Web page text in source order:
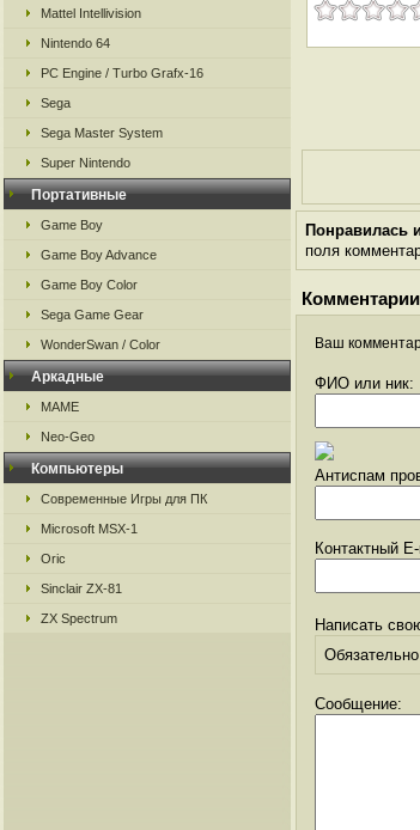
Mattel Intellivision
Nintendo 64
PC Engine / Turbo Grafx-16
Sega
Sega Master System
Super Nintendo
Портативные
Game Boy
Game Boy Advance
Game Boy Color
Sega Game Gear
WonderSwan / Color
Аркадные
MAME
Neo-Geo
Компьютеры
Современные Игры для ПК
Microsoft MSX-1
Oric
Sinclair ZX-81
ZX Spectrum
Понравилась
поля
Ваш
ФИО или ник:
Антиспам
Контактный
Написать
Сообщение: